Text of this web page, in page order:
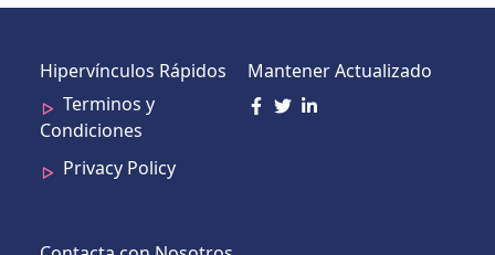
Hipervínculos Rápidos
Terminos y
Condiciones
Privacy Policy
Mantener Actualizado